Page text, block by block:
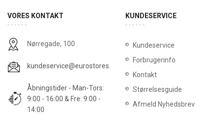
VORES KONTAKT
Nørregade, 100
kundeservice@eurostores.dk
Åbningstider - Man-Tors:
9:00 - 16:00 & Fre: 9:00 -
14:00
KUNDESERVICE
Kundeservice
Forbrugerinfo
Kontakt
Størrelsesguide
Afmeld Nyhedsbrev